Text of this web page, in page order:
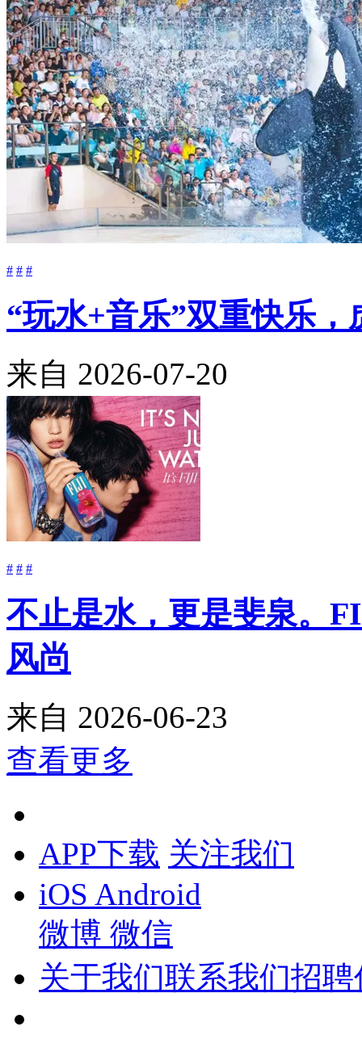
# # #
“玩水+音乐”双重快乐
来自 2026-07-20
# # #
不止是水，更是斐泉。
风尚
来自 2026-06-23
查看更多
APP下载 关注我们
iOS Android
微博 微信
关于我们联系我们招聘